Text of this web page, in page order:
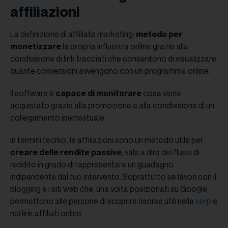
affiliazioni
La definizione di affiliate marketing: metodo per
monetizzare la propria influenza online grazie alla
condivisione di link tracciati che consentono di visualizzare
quante conversioni avvengono con un programma online.
Il software è capace di monitorare cosa viene
acquistato grazie alla promozione e alla condivisione di un
collegamento ipertestuale.
In termini tecnici, le affiliazioni sono un metodo utile per
creare delle rendite passive, vale a dire dei flussi di
reddito in grado di rappresentare un guadagno
indipendente dal tuo intervento. Soprattutto se lavori con il
blogging e i siti web che, una volta posizionati su Google,
permettono alle persone di scoprire risorse utili nella serp e
nei link affiliati online.